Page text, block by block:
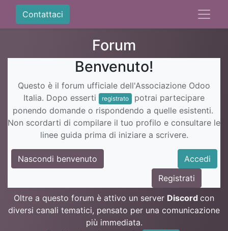
Contattaci
Forum
Benvenuto!
Questo è il forum ufficiale dell'Associazione Odoo
Italia. Dopo esserti
registrato
potrai partecipare
ponendo domande o rispondendo a quelle esistenti.
Non scordarti di compilare il tuo profilo e consultare le
linee guida prima di iniziare a scrivere.
Nascondi benvenuto
Accedi
Registrati
Oltre a questo forum è attivo un server Discord con
diversi canali tematici, pensato per una comunicazione
più immediata.